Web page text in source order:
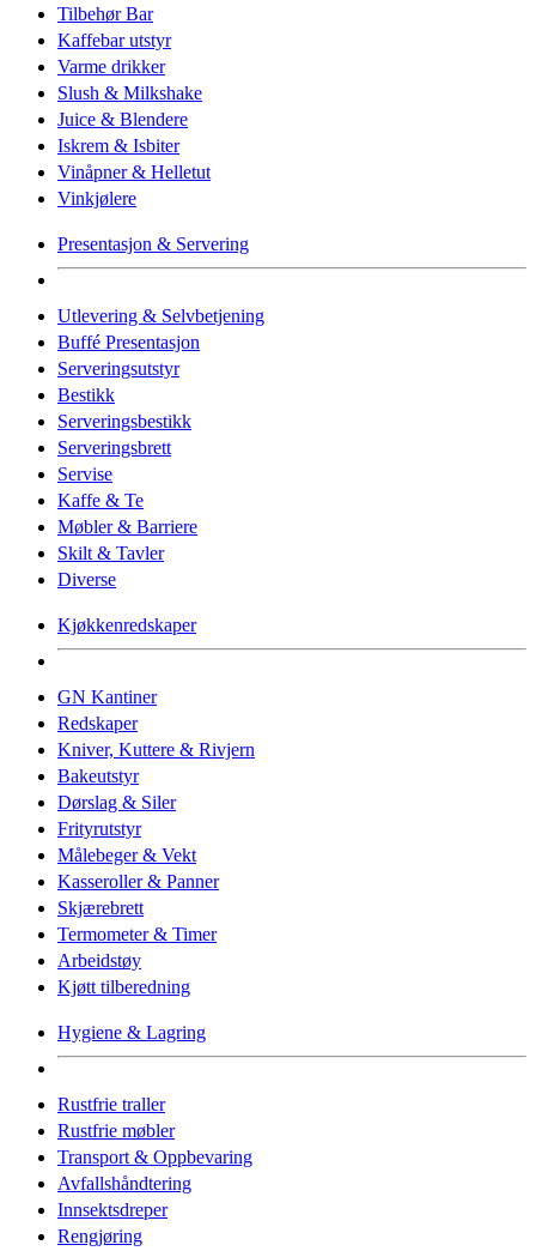
Tilbehør Bar
Kaffebar utstyr
Varme drikker
Slush & Milkshake
Juice & Blendere
Iskrem & Isbiter
Vinåpner & Helletut
Vinkjølere
Presentasjon & Servering
Utlevering & Selvbetjening
Buffé Presentasjon
Serveringsutstyr
Bestikk
Serveringsbestikk
Serveringsbrett
Servise
Kaffe & Te
Møbler & Barriere
Skilt & Tavler
Diverse
Kjøkkenredskaper
GN Kantiner
Redskaper
Kniver, Kuttere & Rivjern
Bakeutstyr
Dørslag & Siler
Frityrutstyr
Målebeger & Vekt
Kasseroller & Panner
Skjærebrett
Termometer & Timer
Arbeidstøy
Kjøtt tilberedning
Hygiene & Lagring
Rustfrie traller
Rustfrie møbler
Transport & Oppbevaring
Avfallshåndtering
Innsektsdreper
Rengjøring